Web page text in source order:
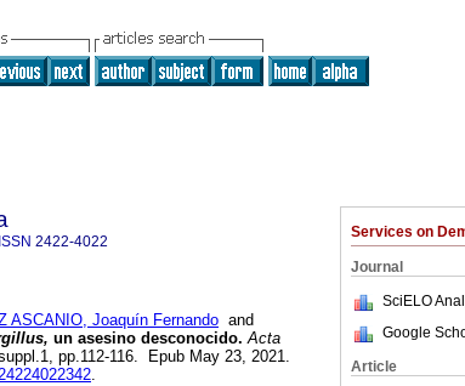
Services on
Journal
SciELO
Google
Article
ISSN 2422-4022
ASCANIO, Joaquín Fernando and
un asesino desconocido. Acta
pp.112-116. Epub May 23, 2021.
.